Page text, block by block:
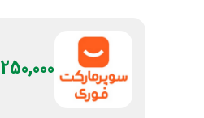
250,000